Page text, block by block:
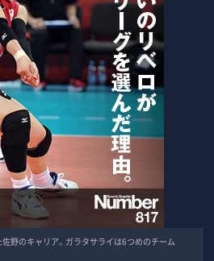
野のキャリア。ガラタサライは6つめのチーム